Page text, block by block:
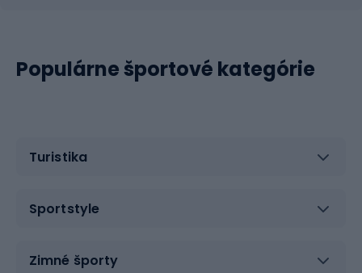
Populárne športové kategórie
Turistika
Sportstyle
Zimné športy